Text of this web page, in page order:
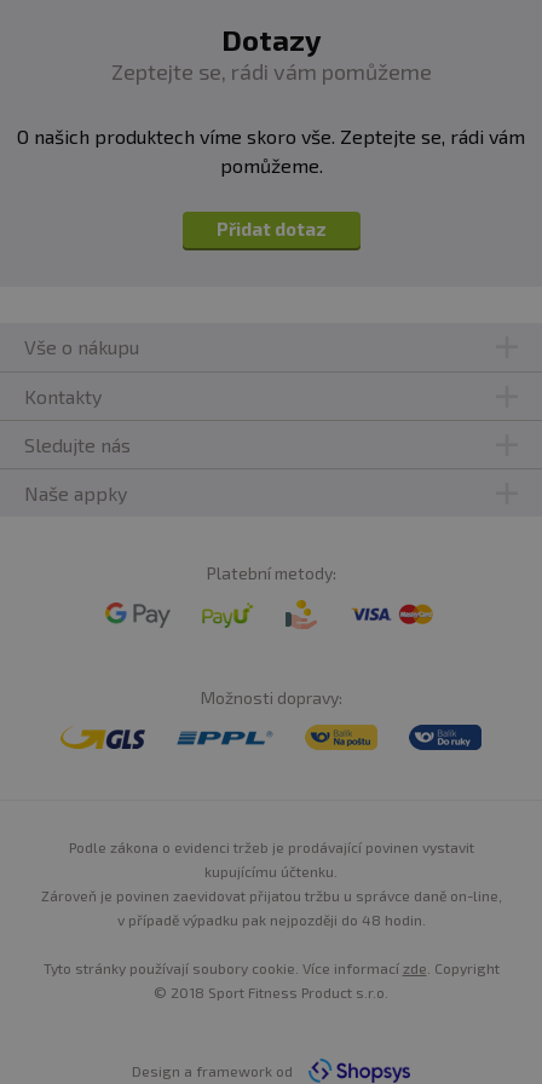
Upozornění pro alergiky:Alergeny jsou vyznačeny
se zpracováním mléčných produktů, lepku, oxidu
siřičitého, sóji, vajec, oříšků, ryb a korýšů.
Dotazy
Zeptejte se, rádi vám pomůžeme
O našich produktech víme skoro vše. Zeptejte se, rádi vám
pomůžeme.
Přidat dotaz
Vše o nákupu
Kontakty
Sledujte nás
Naše appky
Platební metody:
Možnosti dopravy:
Podle zákona o evidenci tržeb je prodávající povinen vystavit
kupujícímu účtenku.
Zároveň je povinen zaevidovat přijatou tržbu u správce daně on-line,
v případě výpadku pak nejpozději do 48 hodin.
Tyto stránky používají soubory cookie. Více informací zde . Copyright
© 2018 Sport Fitness Product s.r.o.
Design a framework od